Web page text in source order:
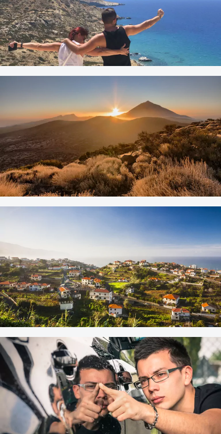
Mediterrane Inselschönheit:
Unser Roadtrip quer durch
Kreta!
Ausland |Beliebte Reiseziele
Ausland |Beliebte Reiseziele
08. SEPTEMBER 2023
Madeiras schönste Strände
und Sehenswürdigkeiten
Ausland |Beliebte Reiseziele